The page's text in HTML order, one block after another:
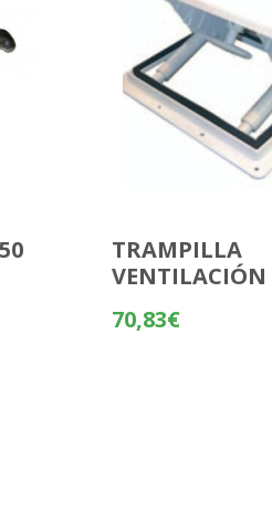
TRAMPILLA
VENTILACIÓN
70,83€